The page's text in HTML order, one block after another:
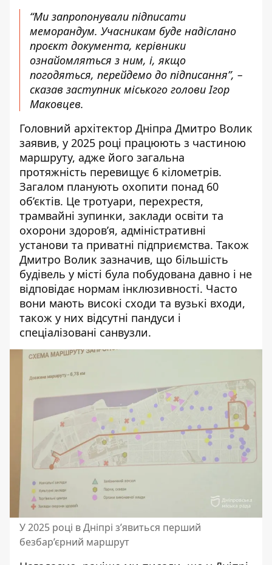
“Ми запропонували підписати
меморандум. Учасникам буде надіслано
проєкт документа, керівники
ознайомляться з ним, і, якщо
погодяться, перейдемо до підписання”, –
сказав заступник міського голови Ігор
Маковцев.
Головний архітектор Дніпра Дмитро Волик
заявив, у 2025 році працюють з частиною
маршруту, адже його загальна
протяжність перевищує 6 кілометрів.
Загалом планують охопити понад 60
об’єктів. Це тротуари, перехрестя,
трамвайні зупинки, заклади освіти та
охорони здоров’я, адміністративні
установи та приватні підприємства. Також
Дмитро Волик зазначив, що більшість
будівель у місті була побудована давно і не
відповідає нормам інклюзивності. Часто
вони мають високі сходи та вузькі входи,
також у них відсутні пандуси і
спеціалізовані санвузли.
У 2025 році в Дніпрі з’явиться перший
безбар’єрний маршрут